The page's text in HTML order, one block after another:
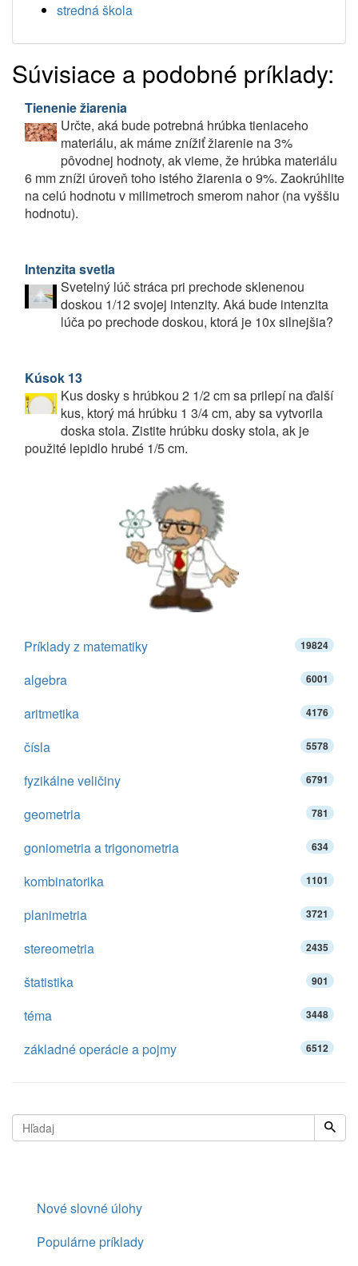
stredná škola
Súvisiace a podobné príklady:
Tienenie žiarenia
Určte, aká bude potrebná hrúbka tieniaceho
materiálu, ak máme znížiť žiarenie na 3%
pôvodnej hodnoty, ak vieme, že hrúbka materiálu
6 mm zníži úroveň toho istého žiarenia o 9%. Zaokrúhlite
na celú hodnotu v milimetroch smerom nahor (na vyššiu
hodnotu).
Intenzita svetla
Svetelný lúč stráca pri prechode sklenenou
doskou 1/12 svojej intenzity. Aká bude intenzita
lúča po prechode doskou, ktorá je 10x silnejšia?
Kúsok 13
Kus dosky s hrúbkou 2 1/2 cm sa prilepí na ďalší
kus, ktorý má hrúbku 1 3/4 cm, aby sa vytvorila
doska stola. Zistite hrúbku dosky stola, ak je
použité lepidlo hrubé 1/5 cm.
Príklady z matematiky 19824
algebra 6001
aritmetika 4176
čísla 5578
fyzikálne veličiny 6791
geometria 781
goniometria a trigonometria 634
kombinatorika 1101
planimetria 3721
stereometria 2435
štatistika 901
téma 3448
základné operácie a pojmy 6512
Nové slovné úlohy
Populárne príklady